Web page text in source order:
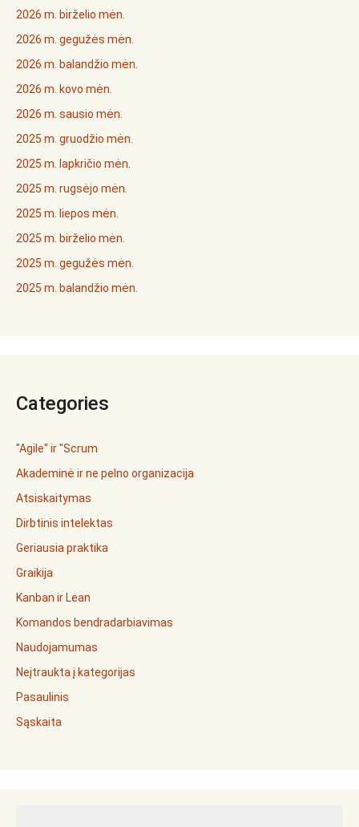
2026 m. birželio mėn.
2026 m. gegužės mėn.
2026 m. balandžio mėn.
2026 m. kovo mėn.
2026 m. sausio mėn.
2025 m. gruodžio mėn.
2025 m. lapkričio mėn.
2025 m. rugsėjo mėn.
2025 m. liepos mėn.
2025 m. birželio mėn.
2025 m. gegužės mėn.
2025 m. balandžio mėn.
Categories
"Agile" ir "Scrum
Akademinė ir ne pelno organizacija
Atsiskaitymas
Dirbtinis intelektas
Geriausia praktika
Graikija
Kanban ir Lean
Komandos bendradarbiavimas
Naudojamumas
Neįtraukta į kategorijas
Pasaulinis
Sąskaita